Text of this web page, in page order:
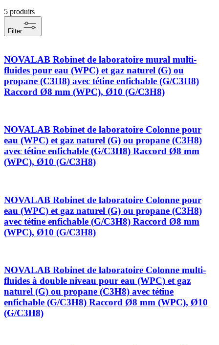
5 produits
Filter
NOVALAB Robinet de laboratoire mural multi-
fluides pour eau (WPC) et gaz naturel (G) ou
propane (C3H8) avec tétine enfichable (G/C3H8)
Raccord Ø8 mm (WPC), Ø10 (G/C3H8)
NOVALAB Robinet de laboratoire Colonne pour
eau (WPC) et gaz naturel (G) ou propane (C3H8)
avec tétine enfichable (G/C3H8) Raccord Ø8 mm
(WPC), Ø10 (G/C3H8)
NOVALAB Robinet de laboratoire Colonne pour
eau (WPC) et gaz naturel (G) ou propane (C3H8)
avec tétine enfichable (G/C3H8) Raccord Ø8 mm
(WPC), Ø10 (G/C3H8)
NOVALAB Robinet de laboratoire Colonne multi-
fluides à double niveau pour eau (WPC) et gaz
naturel (G) ou propane (C3H8) avec tétine
enfichable (G/C3H8) Raccord Ø8 mm (WPC), Ø10
(G/C3H8)